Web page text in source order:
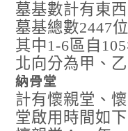
墓基數計有東
墓基總數2447
其中1-6區自
北向分為甲、
納骨堂
計有懷親堂、
堂啟用時間如下